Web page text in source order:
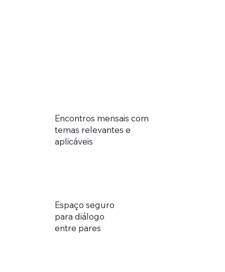
Encontros mensais com
temas relevantes e
aplicáveis
Espaço seguro
para diálogo
entre pares